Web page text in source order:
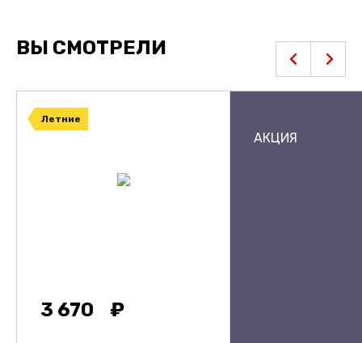
ВЫ СМОТРЕЛИ
Летние
3 670
АКЦИЯ